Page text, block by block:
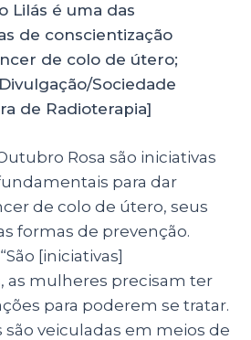
Lilás é uma das
de conscientização
de colo de útero;
Sociedade
de Radioterapia]
Rosa são iniciativas
para dar
de colo de útero, seus
formas de prevenção.
[iniciativas]
as mulheres precisam ter
para poderem se tratar.
são veiculadas em meios de